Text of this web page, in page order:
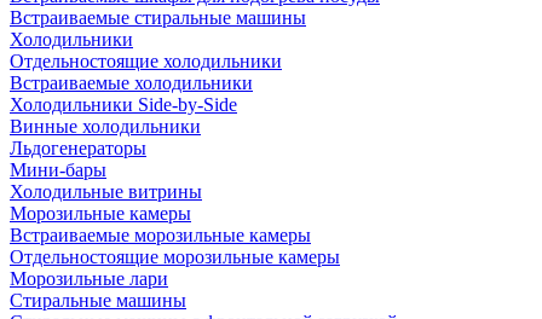
Встраиваемые стиральные машины
Холодильники
Отдельностоящие холодильники
Встраиваемые холодильники
Холодильники Side-by-Side
Винные холодильники
Льдогенераторы
Мини-бары
Холодильные витрины
Морозильные камеры
Встраиваемые морозильные камеры
Отдельностоящие морозильные камеры
Морозильные лари
Стиральные машины